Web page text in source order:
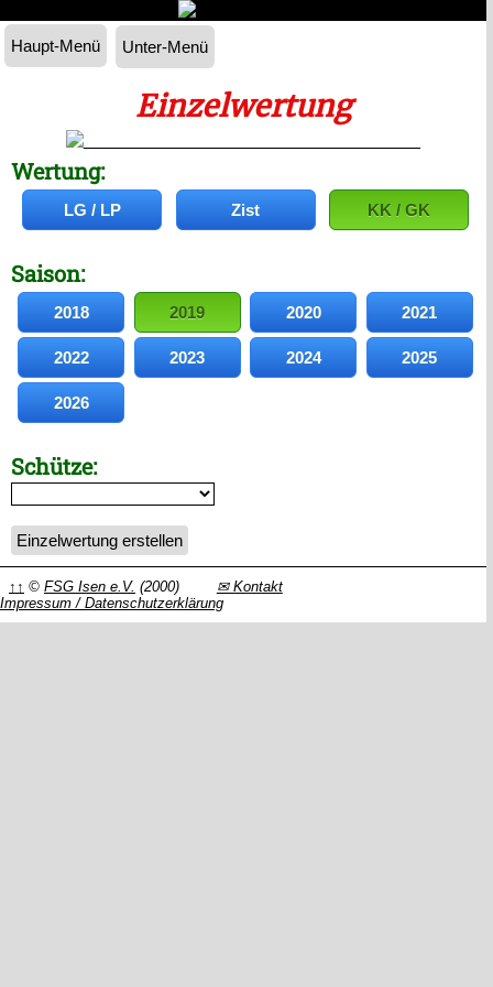
Haupt-Menü Unter-Menü
Einzelwertung
Wertung:
LG / LP Zist KK / GK
Saison:
2018 2019 2020 2021
2022 2023 2024 2025
2026
Schütze:
↑↑ © FSG Isen e.V. (2000)
✉ Kontakt
Impressum / Datenschutzerklärung